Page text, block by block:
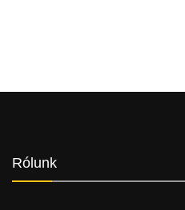
Rólunk